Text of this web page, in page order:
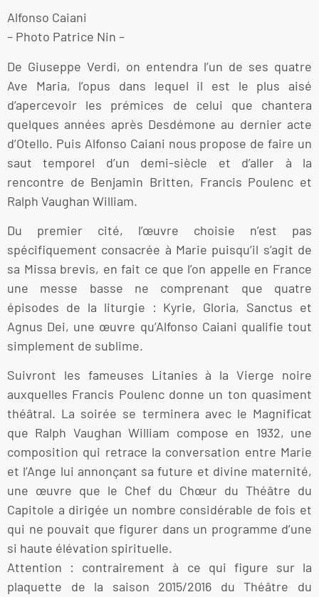
Alfonso Caiani
– Photo Patrice Nin –
De Giuseppe Verdi, on entendra l’un de ses quatre
Ave Maria, l’opus dans lequel il est le plus aisé
d’apercevoir les prémices de celui que chantera
quelques années après Desdémone au dernier acte
d’Otello. Puis Alfonso Caiani nous propose de faire un
saut temporel d’un demi-siècle et d’aller à la
rencontre de Benjamin Britten, Francis Poulenc et
Ralph Vaughan William.
Du premier cité, l’œuvre choisie n’est pas
spécifiquement consacrée à Marie puisqu’il s’agit de
sa Missa brevis, en fait ce que l’on appelle en France
une messe basse ne comprenant que quatre
épisodes de la liturgie : Kyrie, Gloria, Sanctus et
Agnus Dei, une œuvre qu’Alfonso Caiani qualifie tout
simplement de sublime.
Suivront les fameuses Litanies à la Vierge noire
auxquelles Francis Poulenc donne un ton quasiment
théâtral. La soirée se terminera avec le Magnificat
que Ralph Vaughan William compose en 1932, une
composition qui retrace la conversation entre Marie
et l’Ange lui annonçant sa future et divine maternité,
une œuvre que le Chef du Chœur du Théâtre du
Capitole a dirigée un nombre considérable de fois et
qui ne pouvait que figurer dans un programme d’une
si haute élévation spirituelle.
Attention : contrairement à ce qui figure sur la
plaquette de la saison 2015/2016 du Théâtre du